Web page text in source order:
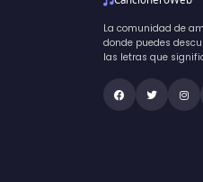
La comunidad de
donde puedes
las letras que